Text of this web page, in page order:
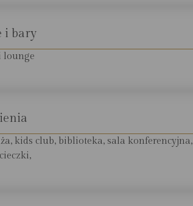
i bary
lounge
kids club, biblioteka, sala konferencyjna,